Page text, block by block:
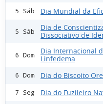
5 Sáb Dia Mundial da
5 Sáb
Dia de
Dissociativo de
6 Dom
Dia Internacional
Linfedema
6 Dom Dia do Biscoito
7 Seg Dia do Fuzileiro